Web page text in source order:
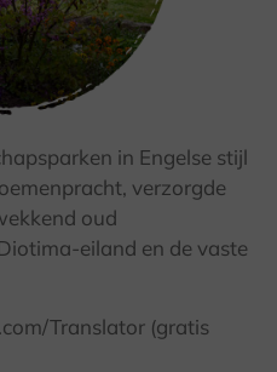
© R. Mikosch
in Engelse stijl
verzorgde
oud
eiland en de vaste
Translator (gratis